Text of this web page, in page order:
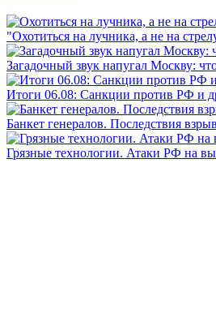
"Охотиться на лучника, а не на
Загадочный звук напугал Москву:
Итоги 06.08: Санкции против РФ и
Банкет генералов. Последствия
Грязные технологии. Атаки РФ на